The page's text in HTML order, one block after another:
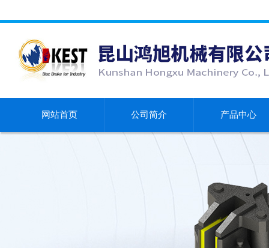
网站首页 公司简介 产品中心